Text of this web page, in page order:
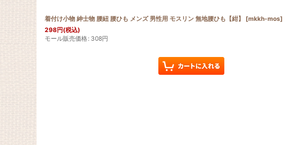
着付け小物 紳士物 腰紐 腰ひも メンズ 男性用 モスリン 無地腰ひも【紺】 [mkkh-mos]
298円(税込)
モール販売価格: 308円